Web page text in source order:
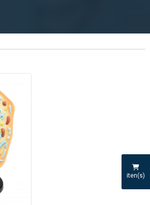
iten(s)